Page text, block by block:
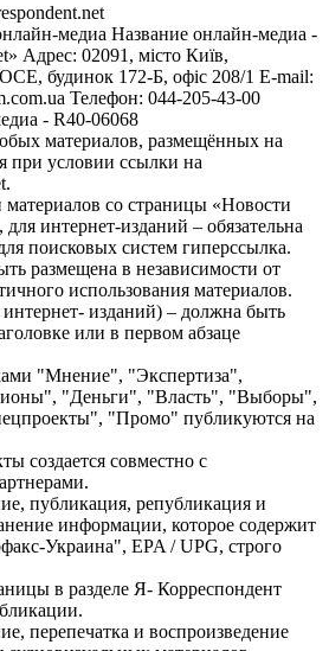
медиа Название онлайн-медиа -
Адрес: 02091, місто Київ,
будинок 172-Б, офіс 208/1 E-mail:
Телефон: 044-205-43-00
- R40-06068
материалов, размещённых на
при условии ссылки на
со страницы «Новости
интернет-изданий – обязательна
поисковых систем гиперссылка.
размещена в независимости от
использования материалов.
изданий) – должна быть
или в первом абзаце
"Мнение", "Экспертиза",
"Деньги", "Власть", "Выборы",
"Промо" публикуются на
создается совместно с
публикация, републикация и
информации, которое содержит
Украина", EPA / UPG, строго
в разделе Я- Корреспондент
перепечатка и воспроизведение